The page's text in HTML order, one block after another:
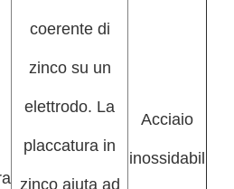
coerente di
zinco su un
elettrodo. La
placcatura in
zinco aiuta ad
Acciaio
inossidabil